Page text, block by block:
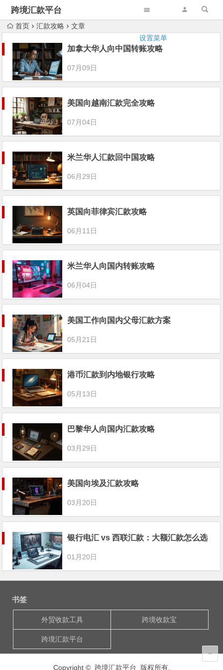
跨境汇款平台
设置菜单
首页 汇款攻略 文章
加拿大华人向中国转账攻略
07月09日
美国向越南汇款完全攻略
07月04日
米兰华人汇款回中国攻略
06月29日
英国向菲律宾汇款攻略
06月11日
米兰华人向国内转账攻略
06月04日
美国工作向国内父母汇款方案
05月21日
港币汇款到内地银行攻略
05月13日
巴黎华人向国内汇款攻略
03月29日
美国向埃及汇款攻略
03月20日
银行电汇 vs 西联汇款：大额汇款怎么选
01月20日
书签
外贸收款工具 跨境收款宝
跨境汇款平台
Copyright © 跨境汇款平台 版权所有.